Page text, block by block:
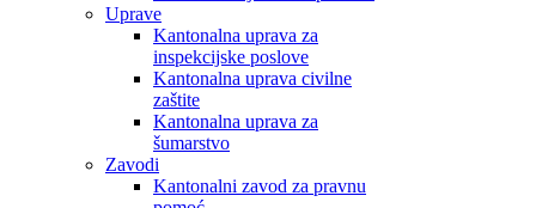
Uprave
Kantonalna uprava za
inspekcijske poslove
Kantonalna uprava civilne
zaštite
Kantonalna uprava za
šumarstvo
Zavodi
Kantonalni zavod za pravnu